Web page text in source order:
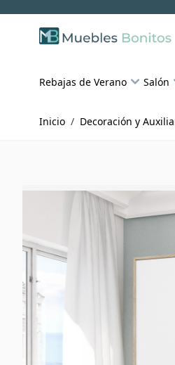
Skip to Content
Rebajas de Verano Salón
Inicio / Decoración y